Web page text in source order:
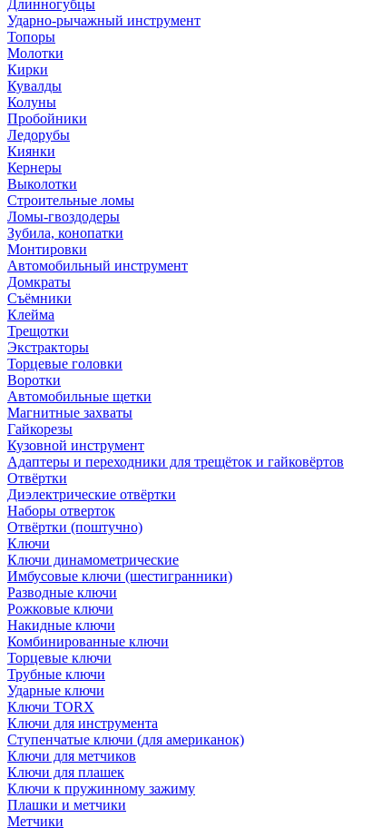
Длинногубцы
Ударно-рычажный инструмент
Топоры
Молотки
Кирки
Кувалды
Колуны
Пробойники
Ледорубы
Киянки
Кернеры
Выколотки
Строительные ломы
Ломы-гвоздодеры
Зубила, конопатки
Монтировки
Автомобильный инструмент
Домкраты
Съёмники
Клейма
Трещотки
Экстракторы
Торцевые головки
Воротки
Автомобильные щетки
Магнитные захваты
Гайкорезы
Кузовной инструмент
Адаптеры и переходники для трещёток и гайковёртов
Отвёртки
Диэлектрические отвёртки
Наборы отверток
Отвёртки (поштучно)
Ключи
Ключи динамометрические
Имбусовые ключи (шестигранники)
Разводные ключи
Рожковые ключи
Накидные ключи
Комбинированные ключи
Торцевые ключи
Трубные ключи
Ударные ключи
Ключи TORX
Ключи для инструмента
Ступенчатые ключи (для американок)
Ключи для метчиков
Ключи для плашек
Ключи к пружинному зажиму
Плашки и метчики
Метчики